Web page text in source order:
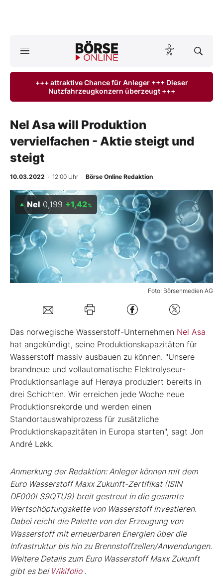
ktuelle Ausgabe BÖRSE ONLINE lesen
Anlageprodukte
Finanz-Check
Abo & Shop
BO-Musterdepots
Experten
Mein B:O
Mein Konto
Folgen Sie uns
Kontakt
+++ attraktive Chance für Anleger +++ Dieser
Nutzfahrzeugkonzern überzeugt +++
Nel Asa will Produktion
vervielfachen - Aktie steigt und
steigt
10.03.2022 · 12:00 Uhr · Börse Online Redaktion
Foto: Börsenmedien AG
Nel 0,199 +1,42%
Das norwegische Wasserstoff-Unternehmen Nel Asa
hat angekündigt, seine Produktionskapazitäten für
Wasserstoff massiv ausbauen zu können. "Unsere
brandneue und vollautomatische Elektrolyseur-
Produktionsanlage auf Herøya produziert bereits in
drei Schichten. Wir erreichen jede Woche neue
Produktionsrekorde und werden einen
Standortauswahlprozess für zusätzliche
Produktionskapazitäten in Europa starten", sagt Jon
André Løkk.
Anmerkung der Redaktion: Anleger können mit dem
Euro Wasserstoff Maxx Zukunft-Zertifikat (ISIN
DE000LS9QTU9) breit gestreut in die gesamte
Wertschöpfungskette von Wasserstoff investieren.
Dabei reicht die Palette von der Erzeugung von
Wasserstoff mit erneuerbaren Energien über die
Infrastruktur bis hin zu Brennstoffzellen/Anwendungen.
Weitere Details zum Euro Wasserstoff Maxx Zukunft
gibt es bei Wikifolio .